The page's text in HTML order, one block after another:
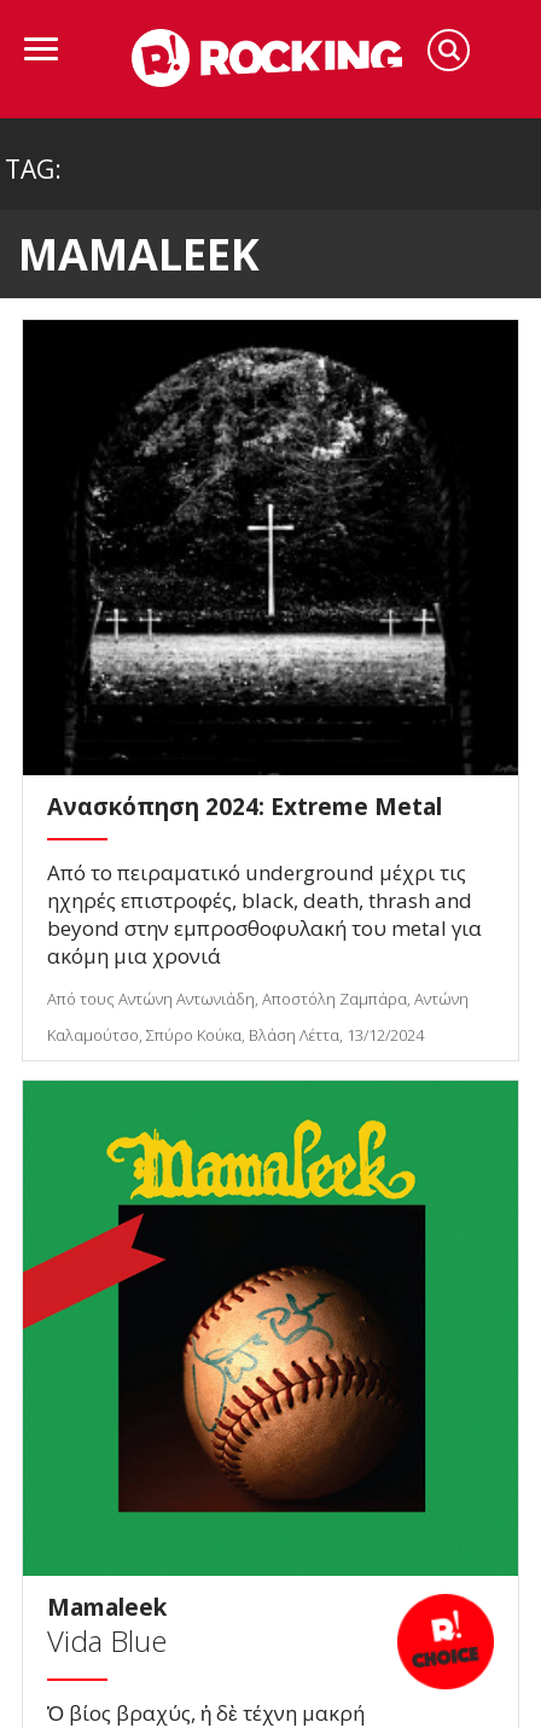
TAG:
MAMALEEK
Ανασκόπηση 2024: Extreme Metal
Από το πειραματικό underground μέχρι τις
ηχηρές επιστροφές, black, death, thrash and
beyond στην εμπροσθοφυλακή του metal για
ακόμη μια χρονιά
Από τους Αντώνη Αντωνιάδη, Αποστόλη Ζαμπάρα, Αντώνη
Καλαμούτσο, Σπύρο Κούκα, Βλάση Λέττα, 13/12/2024
Mamaleek
Vida Blue
Ὁ βίος βραχύς, ἡ δὲ τέχνη μακρή